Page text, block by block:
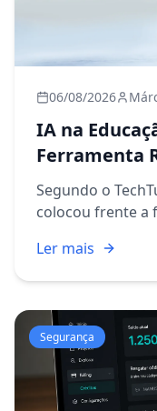
06/08/2026
IA na
Ferramenta
Segundo o
colocou frente a
rotina de muitos
e NotebookLM
Ler mais
Segurança